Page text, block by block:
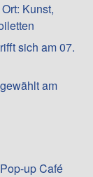
Kunst,
sich am 07.
am
Pop-up Café